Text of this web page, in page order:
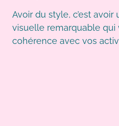
Avoir du style, c’est avoir
visuelle remarquable qui
cohérence avec vos